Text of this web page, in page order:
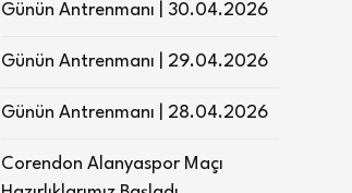
Günün Antrenmanı | 30.04.2026
Günün Antrenmanı | 29.04.2026
Günün Antrenmanı | 28.04.2026
Corendon Alanyaspor Maçı